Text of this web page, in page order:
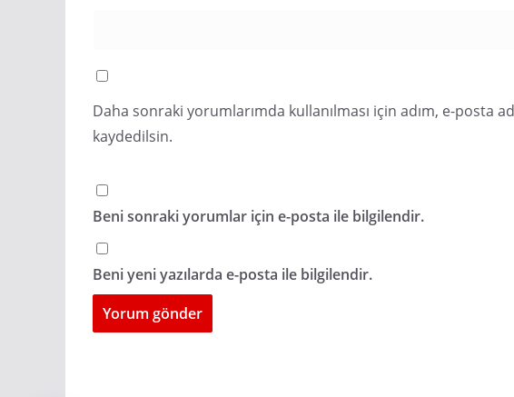
Daha sonraki yorumlarımda kullanılması için adım, e-posta
kaydedilsin.
Beni sonraki yorumlar için e-posta ile bilgilendir.
Beni yeni yazılarda e-posta ile bilgilendir.